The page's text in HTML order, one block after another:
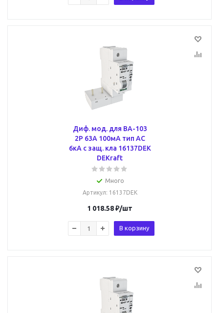
Диф. мод. для ВА-103
2P 63А 100мА тип AC
6кА с защ. кла 16137DEK
DEKraft
Много
Артикул: 16137DEK
1 018.58₽/шт
В корзину